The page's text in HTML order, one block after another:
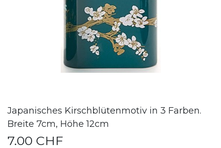
Japanisches Kirschblütenmotiv in 3 Farben.
Breite 7cm, Höhe 12cm
7.00 CHF